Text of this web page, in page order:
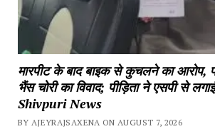
मारपीट के बाद बाइक से कुचलने का आरोप,
भैंस चोरी का विवाद; पीड़िता ने एसपी से
Shivpuri News
BY AJEYRAJSAXENA ON AUGUST 7, 2026